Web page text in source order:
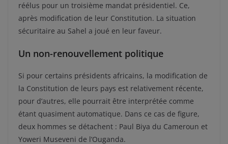
réélus pour un troisième mandat présidentiel. Ce,
après modification de leur Constitution. La situation
sécuritaire au Sahel a joué en leur faveur.
Un non-renouvellement politique
Si pour certains présidents africains, la modification de
la Constitution de leurs pays est relativement récente,
pour d’autres, elle pourrait être interprétée comme
étant quasiment automatique. Dans ce cas de figure,
deux hommes se détachent : Paul Biya du Cameroun et
Yoweri Museveni de l’Ouganda.